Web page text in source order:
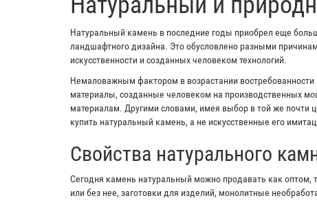
Натуральный камень в последние годы приобрел еще
ландшафтного дизайна. Это обусловлено разными
искусственности и созданных человеком технологий.
Немаловажным фактором в возрастании
материалы, созданные человеком на производственных
материалам. Другими словами, имея выбор в той же почти
купить натуральный камень, а не искусственные его
Свойства натурального
Сегодня камень натуральный можно продавать как оптом,
или без нее, заготовки для изделий, монолитные